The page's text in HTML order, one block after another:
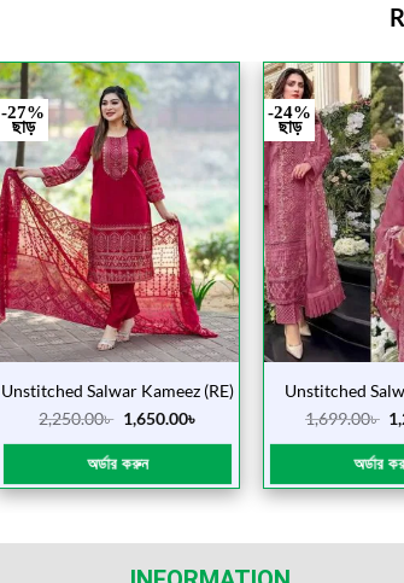
-27%
ছাড়
Unstitched Salwar Kameez (RE)
2,250.00৳ 1,650.00৳
অর্ডার করুন
-24%
ছাড়
Unstitched
(Peas
1,699.00৳
অর্ডার